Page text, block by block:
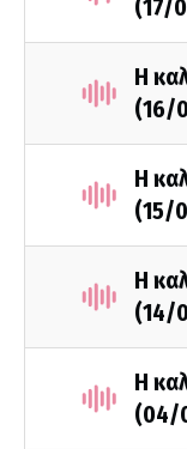
(17/
Η
(16/
Η
(15/
Η
(14/
Η
(04/